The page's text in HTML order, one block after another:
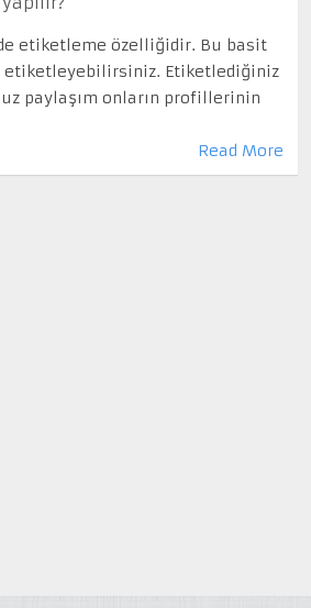
etiketleme özelliğidir. Bu basit
Etiketlediğiniz
paylaşım onların profillerinin
Read More